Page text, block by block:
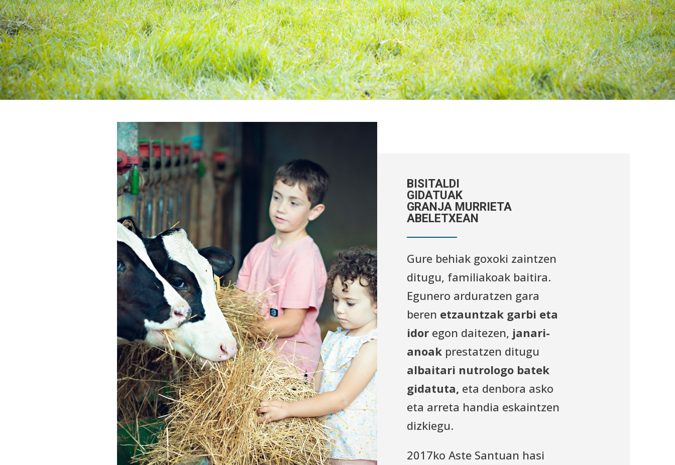
BISITALDI
GIDATUAK
GRANJA MURRIETA
ABELETXEAN
Gure behiak goxoki zaintzen
ditugu, familiakoak baitira.
Egunero arduratzen gara
beren etzauntzak garbi eta
idoregon daitezen, janari-
anoakprestatzen ditugu
albaitari nutrologo batek
gidatuta, eta denbora asko
eta arreta handia eskaintzen
dizkiegu.
2017ko Aste Santuan hasi